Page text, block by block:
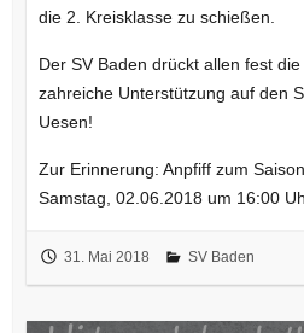
die 2. Kreisklasse zu schießen.
Der SV Baden drückt allen fest
zahreiche Unterstützung auf den
Uesen!
Zur Erinnerung: Anpfiff zum
Samstag, 02.06.2018 um 16:00
31. Mai 2018 SV Baden